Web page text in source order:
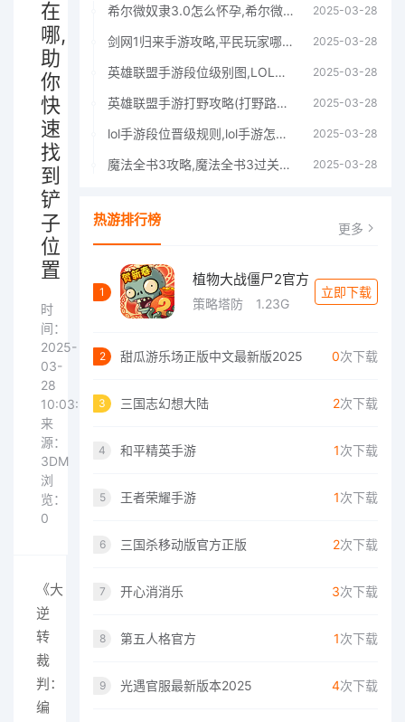
在
哪,
助
你
快
速
找
到
铲
子
位
置
时
间：
2025-
03-
28
10:03:34
来
源：
3DM
浏
览：
0
《大
逆
转
裁
判：
编
希尔微奴隶3.0怎么怀孕,希尔微奴隶3.0攻略 2025-03-28
剑网1归来手游攻略,平民玩家哪个职业厉害介绍 2025-03-28
英雄联盟手游段位级别图,LOL手游排位有哪些段位 2025-03-28
英雄联盟手游打野攻略(打野路线思路,技巧和意识教程) 2025-03-28
lol手游段位晋级规则,lol手游怎么升段位机制 2025-03-28
魔法全书3攻略,魔法全书3过关流程图文详解 2025-03-28
热游排行榜 更多
1
植物大战僵尸2官方
策略塔防 1.23G
立即下载
2 甜瓜游乐场正版中文最新版2025 0次下载
3 三国志幻想大陆 2次下载
4 和平精英手游 1次下载
5 王者荣耀手游 1次下载
6 三国杀移动版官方正版 2次下载
7 开心消消乐 3次下载
8 第五人格官方 1次下载
9 光遇官服最新版本2025 4次下载